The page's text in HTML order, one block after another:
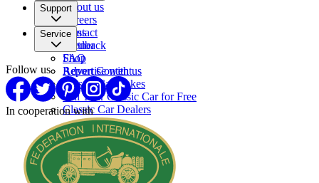
About us
Careers
Press
Partner
Support
Contact
Feedback
FAQ
Report Content
Service
Shop
Advertise with us
Classic Car makes
Sell Your Classic Car for Free
Classic Car Dealers
Follow us
In cooperation with